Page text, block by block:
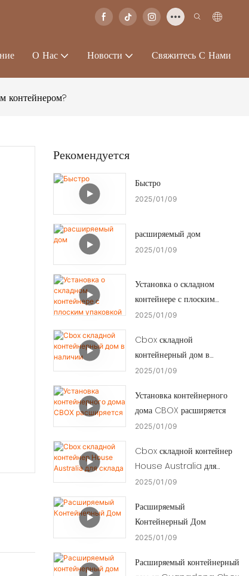
О Нас Новости Свяжитесь С Нами
контейнером?
Рекомендуется
Быстро
2025 01 09
расширяемый дом
2025 01 09
Установка о складном
контейнере с плоским
упаковкой
2025 01 09
Cbox складной
контейнерный дом в
наличии
2025 01 09
Установка контейнерного
дома CBOX расширяется
2025 01 09
Cbox складной контейнер
House Australia для
склада
2025 01 09
Расширяемый
Контейнерный Дом
2025 01 09
Расширяемый контейнерный